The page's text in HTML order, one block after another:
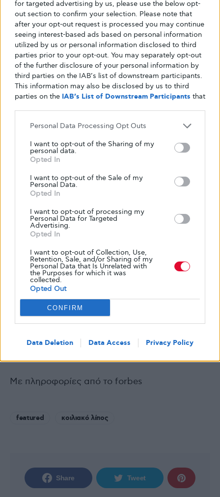
for targeted advertising by us, please use the below opt-
out section to confirm your selection. Please note that
after your opt-out request is processed you may continue
seeing interest-based ads based on personal information
utilized by us or personal information disclosed to third
parties prior to your opt-out. You may separately opt-out
of the further disclosure of your personal information by
third parties on the IAB’s list of downstream participants.
This information may also be disclosed by us to third
parties on the IAB’s List of Downstream Participants that
Personal Data Processing Opt Outs
I want to opt-out of the Sharing of my
personal data.
Opted In
I want to opt-out of the Sale of my
Personal Data.
Opted In
I want to opt-out of processing my
Personal Data for Targeted
Advertising.
Opted In
I want to opt-out of Collection, Use,
Retention, Sale, and/or Sharing of my
Personal Data that Is Unrelated with
the Purposes for which it was
collected.
Opted Out
CONFIRM
Data Deletion Data Access Privacy Policy
προτεραιότητα στον
καλό ύπνο
Ακριβώς όπως ένας κακός ύπνος μπορεί να
καταστρέψει ολόκληρη την ημέρα,έτσι και
ένα ιστορικό κακού ύπνου μπορεί να
ανακατέψει πολλές άλλες πτυχές της ζωής
-και μία από αυτές μπορεί να είναι απλώς το
λίπος στην κοιλιά.
Μια μελέτη στο Sleep διαπίστωσε ότι
συστηματική καταγραφή λιγότερο από πέντε
ωρών ύπνου τη νύχτα σχετίζεται με σημαντική
αύξηση τόσο της συσσώρευσης σπλαχνικού
των 40 ετών .
Ο κακός ύπνος έχει συνδεθεί με τη
συσσώρευση σωματικού λίπους, καθώς και με
την αντίσταση στην ινσουλίνη
ύπνου και η μείωση του στρες μπορούν να
Με πληροφορίες από το forbes
featured κοιλιακό λίπος
Share Tweet